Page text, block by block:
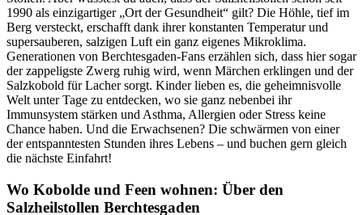
1990 als einzigartiger „Ort der Gesundheit“ gilt? Die Höhle, tief im
Berg versteckt, erschafft dank ihrer konstanten Temperatur und
supersauberen, salzigen Luft ein ganz eigenes Mikroklima.
Generationen von Berchtesgaden-Fans erzählen sich, dass hier sogar
der zappeligste Zwerg ruhig wird, wenn Märchen erklingen und der
Salzkobold für Lacher sorgt. Kinder lieben es, die geheimnisvolle
Welt unter Tage zu entdecken, wo sie ganz nebenbei ihr
Immunsystem stärken und Asthma, Allergien oder Stress keine
Chance haben. Und die Erwachsenen? Die schwärmen von einer
der entspanntesten Stunden ihres Lebens – und buchen gern gleich
die nächste Einfahrt!
Wo Kobolde und Feen wohnen: Über den
Salzheilstollen Berchtesgaden